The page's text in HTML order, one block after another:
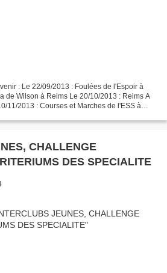
: Le 22/09/2013 : Foulées de l'Espoir à
de Wilson à Reims Le 20/10/2013 : Reims A
11/2013 : Courses et Marches de l'ESS à
CHALLENGE
DES SPECIALITE